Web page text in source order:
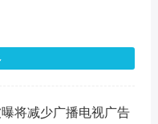
将减少广播电视广告